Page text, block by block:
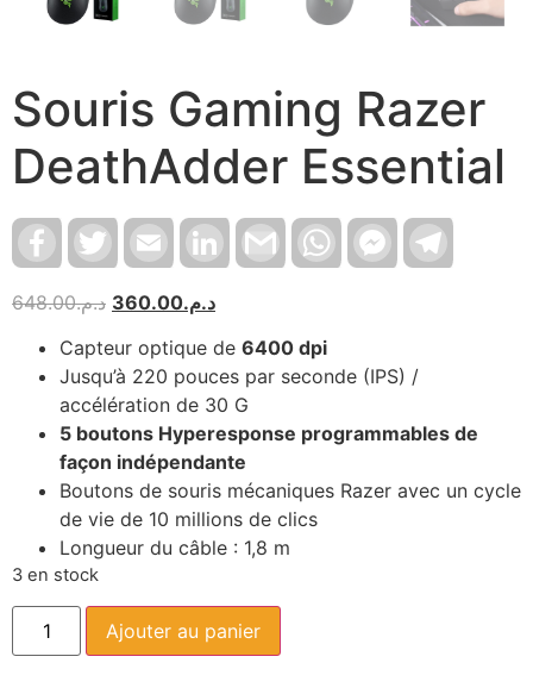
Souris Gaming Razer
DeathAdder Essential
FacebookTwitter Email LinkedInGmail WhatsAppFacebook
Messenger
د.م.648.00 د.م.360.00
Capteur optique de 6400 dpi
Jusqu’à 220 pouces par seconde (IPS) /
accélération de 30 G
5 boutons Hyperesponse programmables de
façon indépendante
Boutons de souris mécaniques Razer avec un cycle
de vie de 10 millions de clics
Longueur du câble : 1,8 m
3 en stock
Ajouter au panier